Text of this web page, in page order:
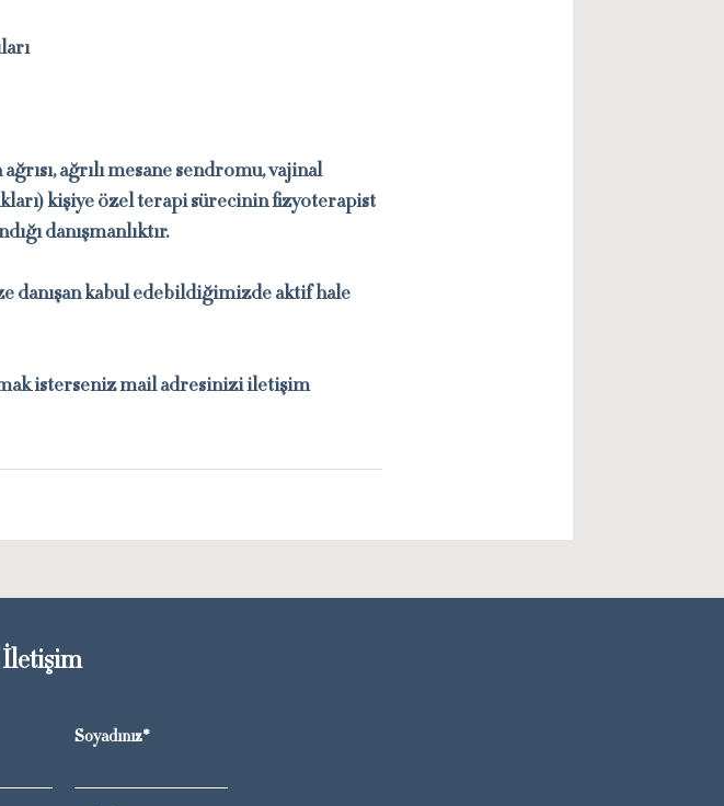
ağrılı mesane sendromu, vajinal
kişiye özel terapi sürecinin fizyoterapist
danışmanlıktır.
danışan kabul edebildiğimizde aktif hale
isterseniz mail adresinizi iletişim
İletişim
Soyadınız*